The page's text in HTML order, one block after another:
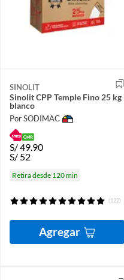
SINOLIT
Sinolit CPP Temple Fino 25 kg
blanco
Por SODIMAC
S/49.90
S/ 52
Retira desde 120 min
(122)
Agregar